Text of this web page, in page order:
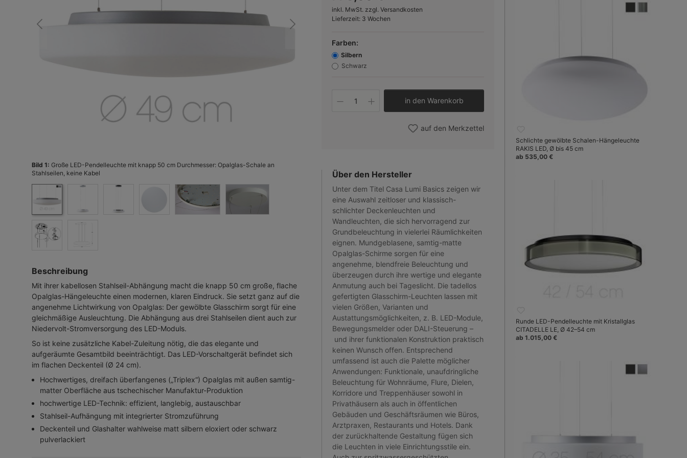
Bild 1: Große LED-Pendelleuchte mit knapp 50 cm Durchmesser: Opalglas-Schale an
Stahlseilen, keine Kabel
Beschreibung
Mit ihrer kabellosen Stahlseil-Abhängung macht die knapp 50 cm große, flache
Opalglas-Hängeleuchte einen modernen, klaren Eindruck. Sie setzt ganz auf die
angenehme Lichtwirkung von Opalglas: Der gewölbte Glasschirm sorgt für eine
gleichmäßige Ausleuchtung. Die Abhängung aus drei Stahlseilen dient auch zur
Niedervolt-Stromversorgung des LED-Moduls.
So ist keine zusätzliche Kabel-Zuleitung nötig, die das elegante und
aufgeräumte Gesamtbild beeinträchtigt. Das LED-Vorschaltgerät befindet sich
im flachen Deckenteil (Ø 24 cm).
Hochwertiges, dreifach überfangenes („Triplex“) Opalglas mit außen samtig-
matter Oberfläche aus tschechischer Manufaktur-Produktion
hochwertige LED-Technik: effizient, langlebig, austauschbar
Stahlseil-Aufhängung mit integrierter Stromzuführung
Deckenteil und Glashalter wahlweise matt silbern eloxiert oder schwarz
pulverlackiert
inkl. MwSt. zzgl. Versandkosten
Lieferzeit: 3 Wochen
Farben:
Silbern
Schwarz
Produkt Anzahl: Gib den gewünschten Wert ein oder
in den Warenkorb
auf den Merkzettel
Über den Hersteller
Unter dem Titel Casa Lumi Basics zeigen wir
eine Auswahl zeitloser und klassisch-
schlichter Deckenleuchten und
Wandleuchten, die sich hervorragend zur
Grundbeleuchtung in vielerlei Räumlichkeiten
eignen. Mundgeblasene, samtig-matte
Opalglas-Schirme sorgen für eine
angenehme, blendfreie Beleuchtung und
überzeugen durch ihre wertige und elegante
Anmutung auch bei Tageslicht. Die tadellos
gefertigten Glasschirm-Leuchten lassen mit
vielen Größen, Varianten und
Austattungsmöglichkeiten, z. B. LED-Module,
Bewegungsmelder oder DALI-Steuerung –
und ihrer funktionalen Konstruktion praktisch
keinen Wunsch offen. Entsprechend
umfassend ist auch die Palette möglicher
Anwendungen: Funktionale, unaufdringliche
Beleuchtung für Wohnräume, Flure, Dielen,
Korridore und Treppenhäuser sowohl in
Privathäusern als auch in öffentlichen
Gebäuden und Geschäftsräumen wie Büros,
Arztpraxen, Restaurants und Hotels. Dank
der zurückhaltende Gestaltung fügen sich
die Leuchten in viele Einrichtungsstile ein.
Schlichte gewölbte Schalen-Hängeleuchte
RAKIS LED, Ø bis 45 cm
ab 535,00 €
Runde LED-Pendelleuchte mit Kristallglas
CITADELLE LE, Ø 42–54 cm
ab 1.015,00 €